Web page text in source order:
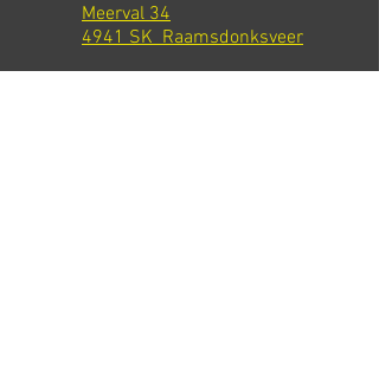
Meerval 34
4941 SK Raamsdonksveer